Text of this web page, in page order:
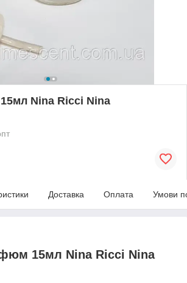
Nina Ricci Nina
Доставка Оплата Умови
15мл Nina Ricci Nina